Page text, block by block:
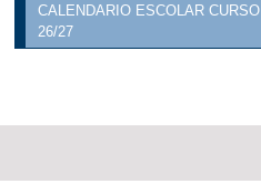
CALENDARIO ESCOLAR CURSO
26/27